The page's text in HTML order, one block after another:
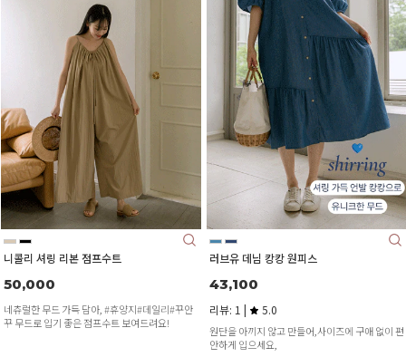
니콜리 셔링 리본 점프수트
50,000
네츄럴한 무드 가득 담아, #휴양지#데일리#꾸안
꾸 무드로 입기 좋은 점프수트 보여드려요!
러브유 데님 캉캉 원피스
43,100
리뷰: 1 | 5.0
원단을 아끼지 않고 만들어,사이즈에 구애 없이 편
안하게 입으세요,